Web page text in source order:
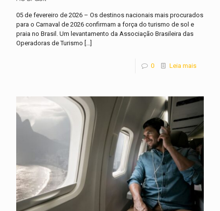
05 de fevereiro de 2026 – Os destinos nacionais mais procurados
para o Carnaval de 2026 confirmam a força do turismo de sol e
praia no Brasil. Um levantamento da Associação Brasileira das
Operadoras de Turismo […]
0 Leia mais